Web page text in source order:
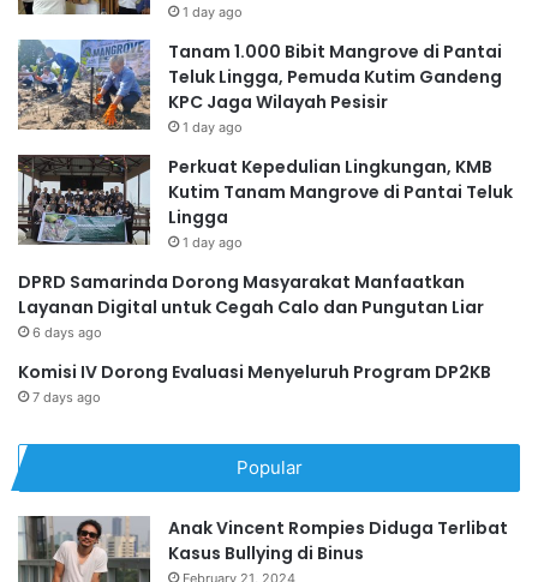
1 day ago
Tanam 1.000 Bibit Mangrove di Pantai
Teluk Lingga, Pemuda Kutim Gandeng
KPC Jaga Wilayah Pesisir
1 day ago
Perkuat Kepedulian Lingkungan, KMB
Kutim Tanam Mangrove di Pantai Teluk
Lingga
1 day ago
DPRD Samarinda Dorong Masyarakat Manfaatkan
Layanan Digital untuk Cegah Calo dan Pungutan Liar
6 days ago
Komisi IV Dorong Evaluasi Menyeluruh Program DP2KB
7 days ago
Popular
Anak Vincent Rompies Diduga Terlibat
Kasus Bullying di Binus
February 21, 2024